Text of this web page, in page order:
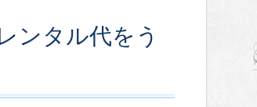
ンタル代をう